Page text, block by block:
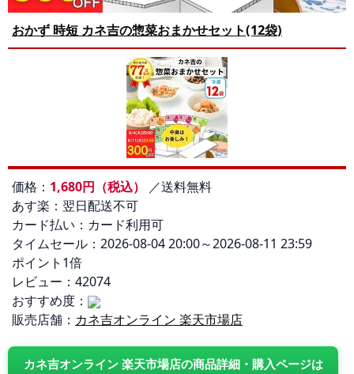
おかず 時短 カネ吉の惣菜おまかせセット(12袋)
価格： 1,680円（税込）
／送料無料
あす楽：翌日配送不可
カード払い：カード利用可
タイムセール：2026-08-04 20:00～2026-08-11 23:59
ポイント1倍
レビュー：42074
おすすめ度：
販売店舗： カネ吉オンライン 楽天市場店
カネ吉オンライン 楽天市場店の商品詳細・購入ページは